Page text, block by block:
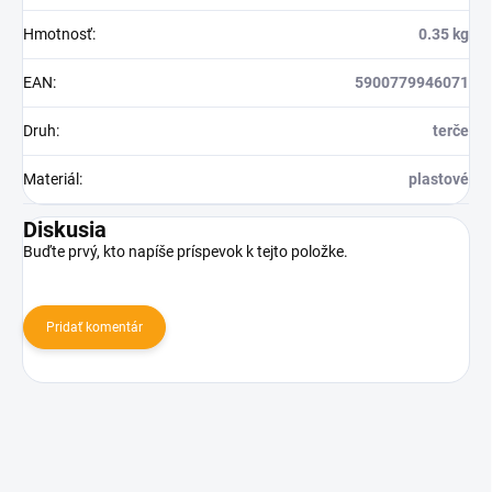
Hmotnosť: 0.35 kg
EAN: 5900779946071
Druh: terče
Materiál : plastové
Diskusia
Buďte prvý, kto napíše príspevok k tejto položke.
Pridať komentár